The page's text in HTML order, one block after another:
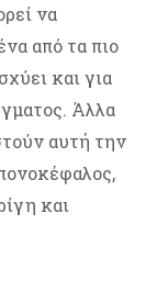
να
από τα πιο
και για
Άλλα
αυτή την
και